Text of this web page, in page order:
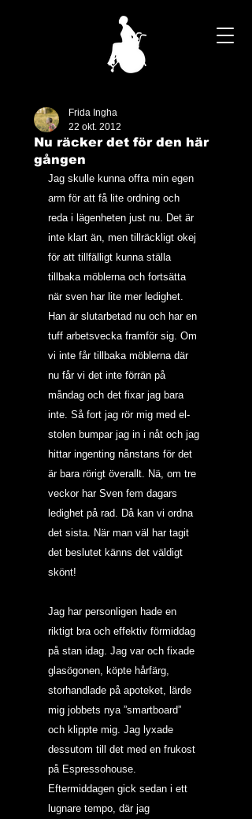
Nu räcker det för den här
gången
Frida Ingha
22 okt. 2012
Jag skulle kunna offra min egen
arm för att få lite ordning och
reda i lägenheten just nu. Det är
inte klart än, men tillräckligt okej
för att tillfälligt kunna ställa
tillbaka möblerna och fortsätta
när sven har lite mer ledighet.
Han är slutarbetad nu och har en
tuff arbetsvecka framför sig. Om
vi inte får tillbaka möblerna där
nu får vi det inte förrän på
måndag och det fixar jag bara
inte. Så fort jag rör mig med el-
stolen bumpar jag in i nåt och jag
hittar ingenting nånstans för det
är bara rörigt överallt. Nä, om tre
veckor har Sven fem dagars
ledighet på rad. Då kan vi ordna
det sista. När man väl har tagit
det beslutet känns det väldigt
skönt!
Jag har personligen hade en
riktigt bra och effektiv förmiddag
på stan idag. Jag var och fixade
glasögonen, köpte hårfärg,
storhandlade på apoteket, lärde
mig jobbets nya ”smartboard”
och klippte mig. Jag lyxade
dessutom till det med en frukost
på Espressohouse.
Eftermiddagen gick sedan i ett
lugnare tempo, där jag